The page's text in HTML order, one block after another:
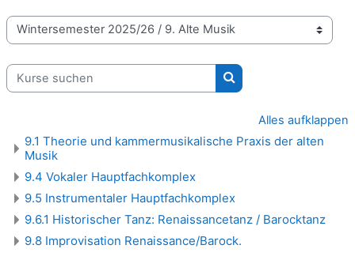
Kursbereiche
Kurse suchen
Kurse suchen
Alles aufklappen
9.1 Theorie und kammermusikalische Praxis der alten
Musik
9.4 Vokaler Hauptfachkomplex
9.5 Instrumentaler Hauptfachkomplex
9.6.1 Historischer Tanz: Renaissancetanz / Barocktanz
9.8 Improvisation Renaissance/Barock.